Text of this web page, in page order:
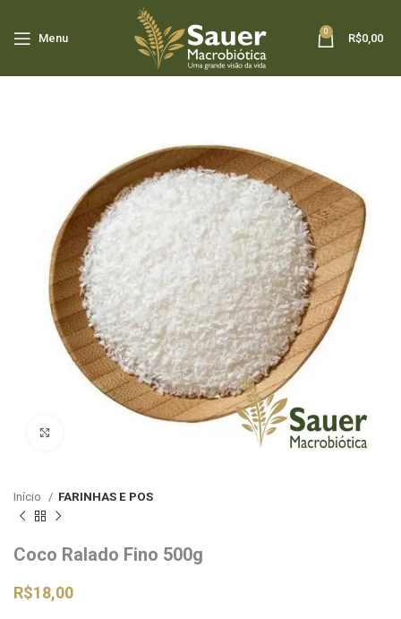
Menu
0
R$0,00
Início FARINHAS E POS
Coco Ralado Fino 500g
R$18,00